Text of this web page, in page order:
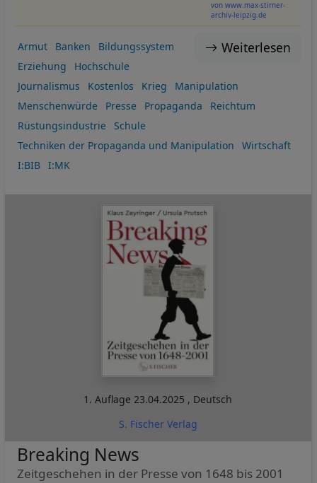
von www.max-stirner-
archiv-leipzig.de
Weiterlesen
Armut Banken
Bildungssystem
Erziehung
Hochschule
Journalismus
Kostenlos Krieg
Manipulation
Menschenwürde
Presse Propaganda
Reichtum
Rüstungsindustrie
Schule
Techniken der Propaganda und Manipulation
Wirtschaft
I:BIB
I:MK
1. Auflage23.04.2025 , Deutsch
S. Fischer Verlag
Breaking News
Zeitgeschehen in der Presse von 1648 bis 2001